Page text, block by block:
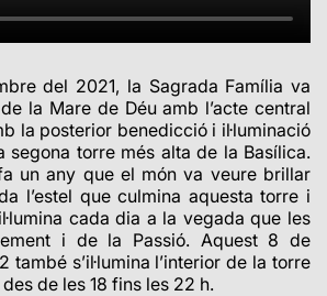
del 2021, la Sagrada Família va
la Mare de Déu amb l’acte central
la posterior benedicció i il·luminació
segona torre més alta de la Basílica.
un any que el món va veure brillar
l’estel que culmina aquesta torre i
cada dia a la vegada que les
i de la Passió. Aquest 8 de
s’il·lumina l’interior de la torre
de les 18 fins les 22 h.